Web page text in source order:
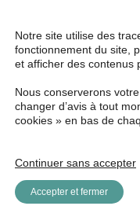
Notre site utilise des
fonctionnement du site,
et afficher des contenus
Nous conserverons
changer d’avis à tout
cookies » en bas de
Continuer sans accepter
Accepter et fermer